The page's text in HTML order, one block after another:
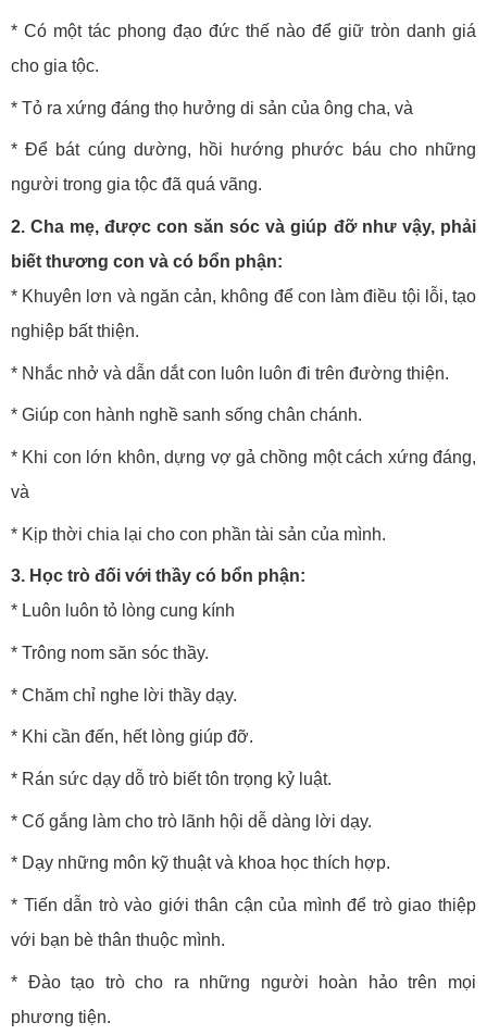
* Có một tác phong đạo đức thế nào để giữ tròn danh giá
cho gia tộc.
* Tỏ ra xứng đáng thọ hưởng di sản của ông cha, và
* Để bát cúng dường, hồi hướng phước báu cho những
người trong gia tộc đã quá vãng.
2. Cha mẹ, được con săn sóc và giúp đỡ như vậy, phải
biết thương con và có bổn phận:
* Khuyên lơn và ngăn cản, không để con làm điều tội lỗi, tạo
nghiệp bất thiện.
* Nhắc nhở và dẫn dắt con luôn luôn đi trên đường thiện.
* Giúp con hành nghề sanh sống chân chánh.
* Khi con lớn khôn, dựng vợ gả chồng một cách xứng đáng,
và
* Kịp thời chia lại cho con phần tài sản của mình.
3. Học trò đối với thầy có bổn phận:
* Luôn luôn tỏ lòng cung kính
* Trông nom săn sóc thầy.
* Chăm chỉ nghe lời thầy dạy.
* Khi cần đến, hết lòng giúp đỡ.
* Rán sức dạy dỗ trò biết tôn trọng kỷ luật.
* Cố gắng làm cho trò lãnh hội dễ dàng lời dạy.
* Dạy những môn kỹ thuật và khoa học thích hợp.
* Tiến dẫn trò vào giới thân cận của mình để trò giao thiệp
với bạn bè thân thuộc mình.
* Đào tạo trò cho ra những người hoàn hảo trên mọi
phương tiện.